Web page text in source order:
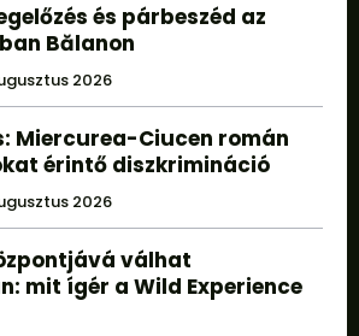
és párbeszéd az
Bălanon
2026
Miercurea-Ciucen román
érintő diszkrimináció
2026
válhat
mit ígér a Wild Experience